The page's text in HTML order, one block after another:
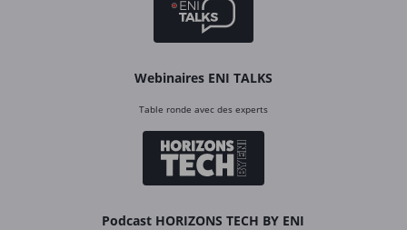
Webinaires ENI TALKS
Table ronde avec des experts
Podcast HORIZONS TECH BY ENI